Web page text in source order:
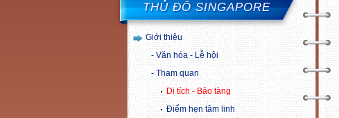
THỦ ĐÔ SINGAPORE
Giới thiệu
Văn hóa - Lễ hội
Tham quan
Di tích - Bảo tàng
Điểm hẹn tâm linh